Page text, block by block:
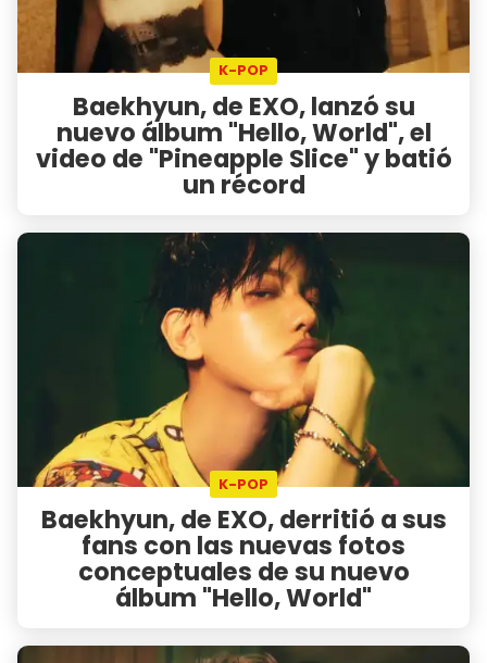
K-POP
Baekhyun, de EXO, lanzó su
nuevo álbum "Hello, World", el
video de "Pineapple Slice" y batió
un récord
K-POP
Baekhyun, de EXO, derritió a sus
fans con las nuevas fotos
conceptuales de su nuevo
álbum "Hello, World"